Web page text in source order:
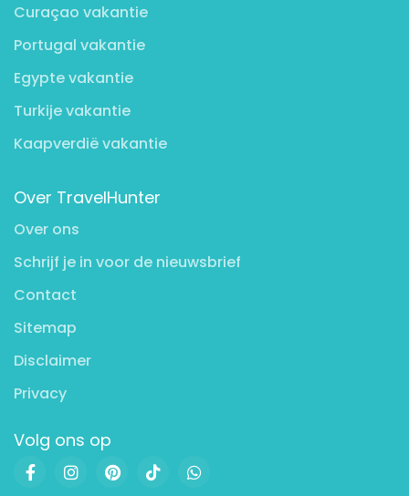
Curaçao vakantie
Portugal vakantie
Egypte vakantie
Turkije vakantie
Kaapverdië vakantie
Over TravelHunter
Over ons
Schrijf je in voor de nieuwsbrief
Contact
Sitemap
Disclaimer
Privacy
Volg ons op